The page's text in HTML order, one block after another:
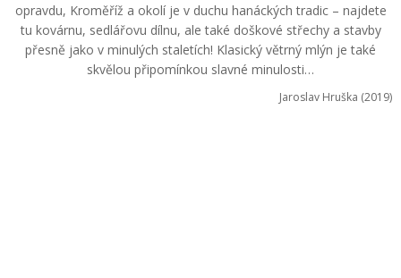
opravdu, Kroměříž a okolí je v duchu hanáckých tradic – najdete
tu kovárnu, sedlářovu dílnu, ale také doškové střechy a stavby
přesně jako v minulých staletích! Klasický větrný mlýn je také
skvělou připomínkou slavné minulosti…
Jaroslav Hruška (2019)